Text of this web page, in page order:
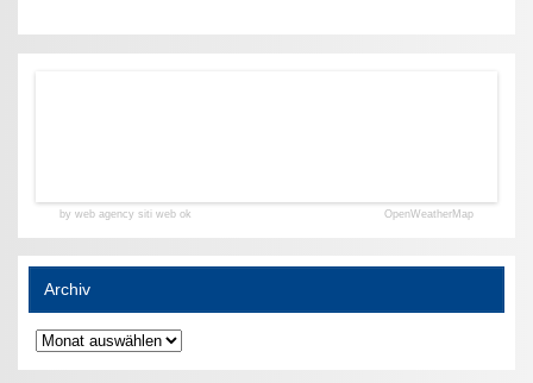
by web agency siti web ok OpenWeatherMap
Archiv
Archiv